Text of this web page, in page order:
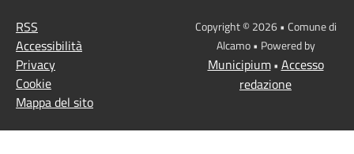
RSS
Accessibilità
Privacy
Cookie
Mappa del sito
Copyright © 2026 • Comune di
Alcamo • Powered by
Municipium• Accesso
redazione